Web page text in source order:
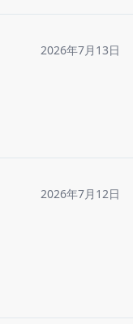
2026年7月13日
2026年7月12日